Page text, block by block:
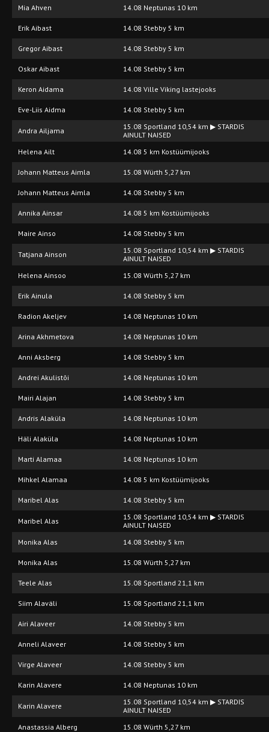
Mia Ahven 14.08 Neptunas 10 km
Erik Aibast 14.08 Stebby 5 km
Gregor Aibast 14.08 Stebby 5 km
Oskar Aibast 14.08 Stebby 5 km
Keron Aidama 14.08 Ville Viking lastejooks
Eve-Liis Aidma 14.08 Stebby 5 km
Andra Ailjama
15.08 Sportland 10,54 km ▶ STARDIS
AINULT NAISED
Helena Ailt
14.08 5 km Kostüümijooks
Johann Matteus Aimla 15.08 Würth 5,27 km
Johann Matteus Aimla 14.08 Stebby 5 km
Annika Ainsar 14.08 5 km Kostüümijooks
Maire Ainso 14.08 Stebby 5 km
Tatjana Ainson
15.08 Sportland 10,54 km ▶ STARDIS
AINULT NAISED
Helena Ainsoo
15.08 Würth 5,27 km
Erik Ainula 14.08 Stebby 5 km
Radion Akeljev 14.08 Neptunas 10 km
Arina Akhmetova 14.08 Neptunas 10 km
Anni Aksberg 14.08 Stebby 5 km
Andrei Akulistõi 14.08 Neptunas 10 km
Mairi Alajan 14.08 Stebby 5 km
Andris Alaküla 14.08 Neptunas 10 km
Häli Alaküla 14.08 Neptunas 10 km
Marti Alamaa 14.08 Neptunas 10 km
Mihkel Alamaa 14.08 5 km Kostüümijooks
Maribel Alas 14.08 Stebby 5 km
Maribel Alas
15.08 Sportland 10,54 km ▶ STARDIS
AINULT NAISED
Monika Alas
14.08 Stebby 5 km
Monika Alas 15.08 Würth 5,27 km
Teele Alas 15.08 Sportland 21,1 km
Siim Alaväli 15.08 Sportland 21,1 km
Airi Alaveer 14.08 Stebby 5 km
Anneli Alaveer 14.08 Stebby 5 km
Virge Alaveer 14.08 Stebby 5 km
Karin Alavere 14.08 Neptunas 10 km
Karin Alavere
15.08 Sportland 10,54 km ▶ STARDIS
AINULT NAISED
Anastassia Alberg
15.08 Würth 5,27 km